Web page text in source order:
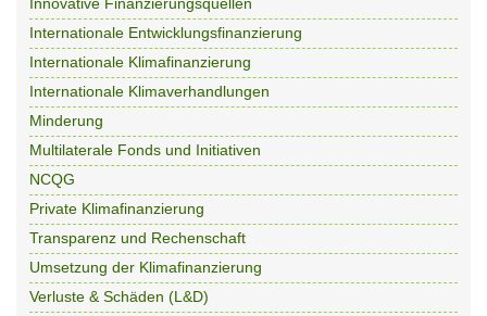
Innovative Finanzierungsquellen
Internationale Entwicklungsfinanzierung
Internationale Klimafinanzierung
Internationale Klimaverhandlungen
Minderung
Multilaterale Fonds und Initiativen
NCQG
Private Klimafinanzierung
Transparenz und Rechenschaft
Umsetzung der Klimafinanzierung
Verluste & Schäden (L&D)